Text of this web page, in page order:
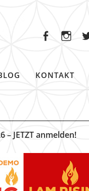
KONTAKT
– JETZT anmelden!